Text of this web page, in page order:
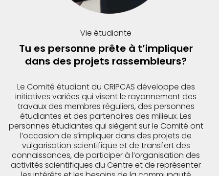
Vie étudiante
Tu es personne prête à t’impliquer
dans des projets rassembleurs?
Le Comité étudiant du CRIPCAS développe des
initiatives variées qui visent le rayonnement des
travaux des membres réguliers, des personnes
étudiantes et des partenaires des milieux. Les
personnes étudiantes qui siègent sur le Comité ont
l’occasion de s’impliquer dans des projets de
vulgarisation scientifique et de transfert des
connaissances, de participer à l’organisation des
activités scientifiques du Centre et de représenter